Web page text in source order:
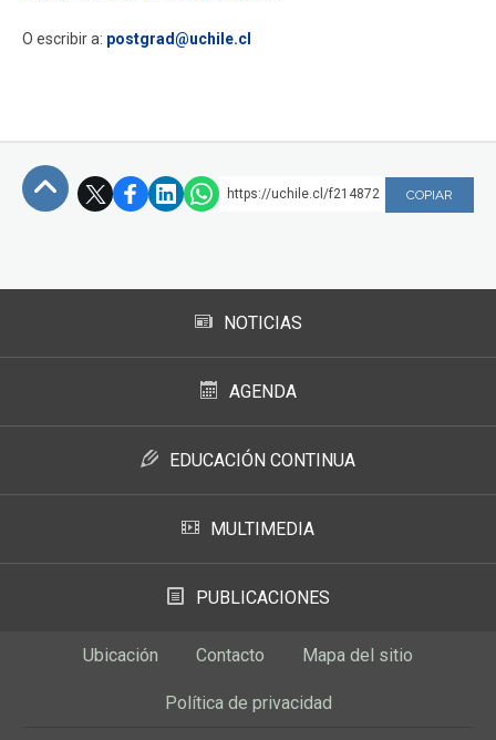
O escribir a: postgrad@uchile.cl
https://uchile.cl/f214872 COPIAR
NOTICIAS
AGENDA
EDUCACIÓN CONTINUA
MULTIMEDIA
PUBLICACIONES
Ubicación Contacto Mapa del sitio
Política de privacidad